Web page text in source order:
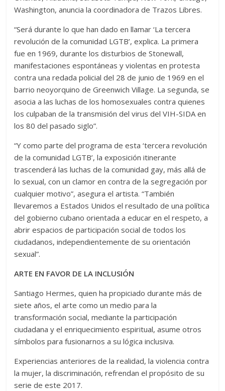
Washington, anuncia la coordinadora de Trazos Libres.
“Será durante lo que han dado en llamar ‘La tercera
revolución de la comunidad LGTB’, explica. La primera
fue en 1969, durante los disturbios de Stonewall,
manifestaciones espontáneas y violentas en protesta
contra una redada policial del 28 de junio de 1969 en el
barrio neoyorquino de Greenwich Village. La segunda, se
asocia a las luchas de los homosexuales contra quienes
los culpaban de la transmisión del virus del VIH-SIDA en
los 80 del pasado siglo”.
“Y como parte del programa de esta ‘tercera revolución
de la comunidad LGTB’, la exposición itinerante
trascenderá las luchas de la comunidad gay, más allá de
lo sexual, con un clamor en contra de la segregación por
cualquier motivo”, asegura el artista. “También
llevaremos a Estados Unidos el resultado de una política
del gobierno cubano orientada a educar en el respeto, a
abrir espacios de participación social de todos los
ciudadanos, independientemente de su orientación
sexual”.
ARTE EN FAVOR DE LA INCLUSIÓN
Santiago Hermes, quien ha propiciado durante más de
siete años, el arte como un medio para la
transformación social, mediante la participación
ciudadana y el enriquecimiento espiritual, asume otros
símbolos para fusionarnos a su lógica inclusiva.
Experiencias anteriores de la realidad, la violencia contra
la mujer, la discriminación, refrendan el propósito de su
serie de este 2017.